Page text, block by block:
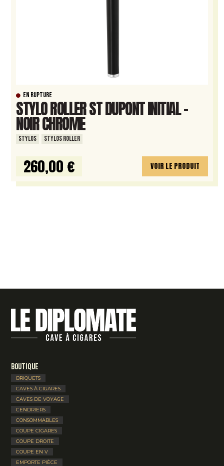
EN RUPTURE
STYLO ROLLER ST DUPONT INITIAL –
NOIR CHROME
STYLOS STYLOS ROLLER
260,00 € VOIR LE PRODUIT
Boutique
BRIQUETS
CAVES À CIGARES
CAVES DE VOYAGE
CENDRIERS
CONSOMMABLES
COUPE CIGARES
COUPE DROITE
COUPE EN V
EMPORTE PIÈCE